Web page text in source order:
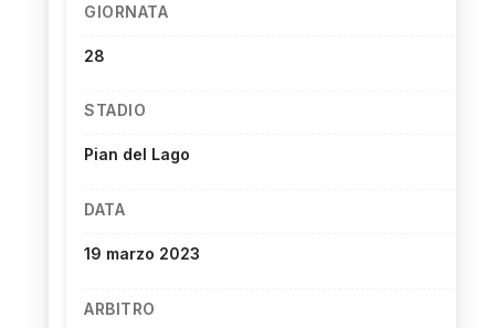
GIORNATA
28
STADIO
Pian del Lago
DATA
19 marzo 2023
ARBITRO